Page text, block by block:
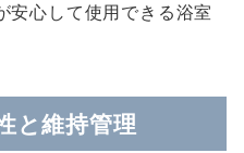
安心して使用できる浴室
と維持管理